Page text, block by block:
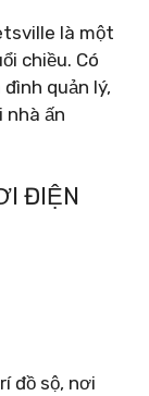
là một
chiều. Có
quản lý,
nhà ấn
ĐIỆN
đồ sộ, nơi